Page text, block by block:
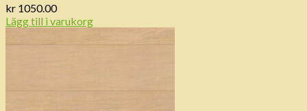
kr 1050.00
Lägg till i varukorg